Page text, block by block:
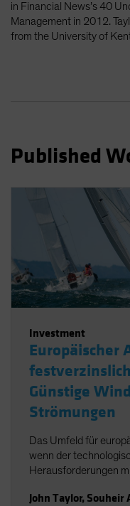
Norway
Other Asia-Pacific
Sweden
Taiwan - 台灣
United States
US (Non-US
in Financial News’s 40
Management in 2012.
from the University of
Published
Investment
Europäischer
Günstige
Strömungen
Das Umfeld für
wenn der
Herausforderungen
John Taylor, Souheir